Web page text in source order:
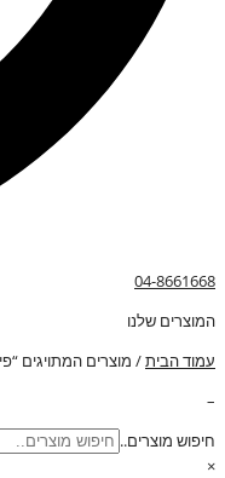
04-8661668
המוצרים שלנו
עמוד הבית/ מוצרים המתויגים
–
חיפוש מוצרים..
×